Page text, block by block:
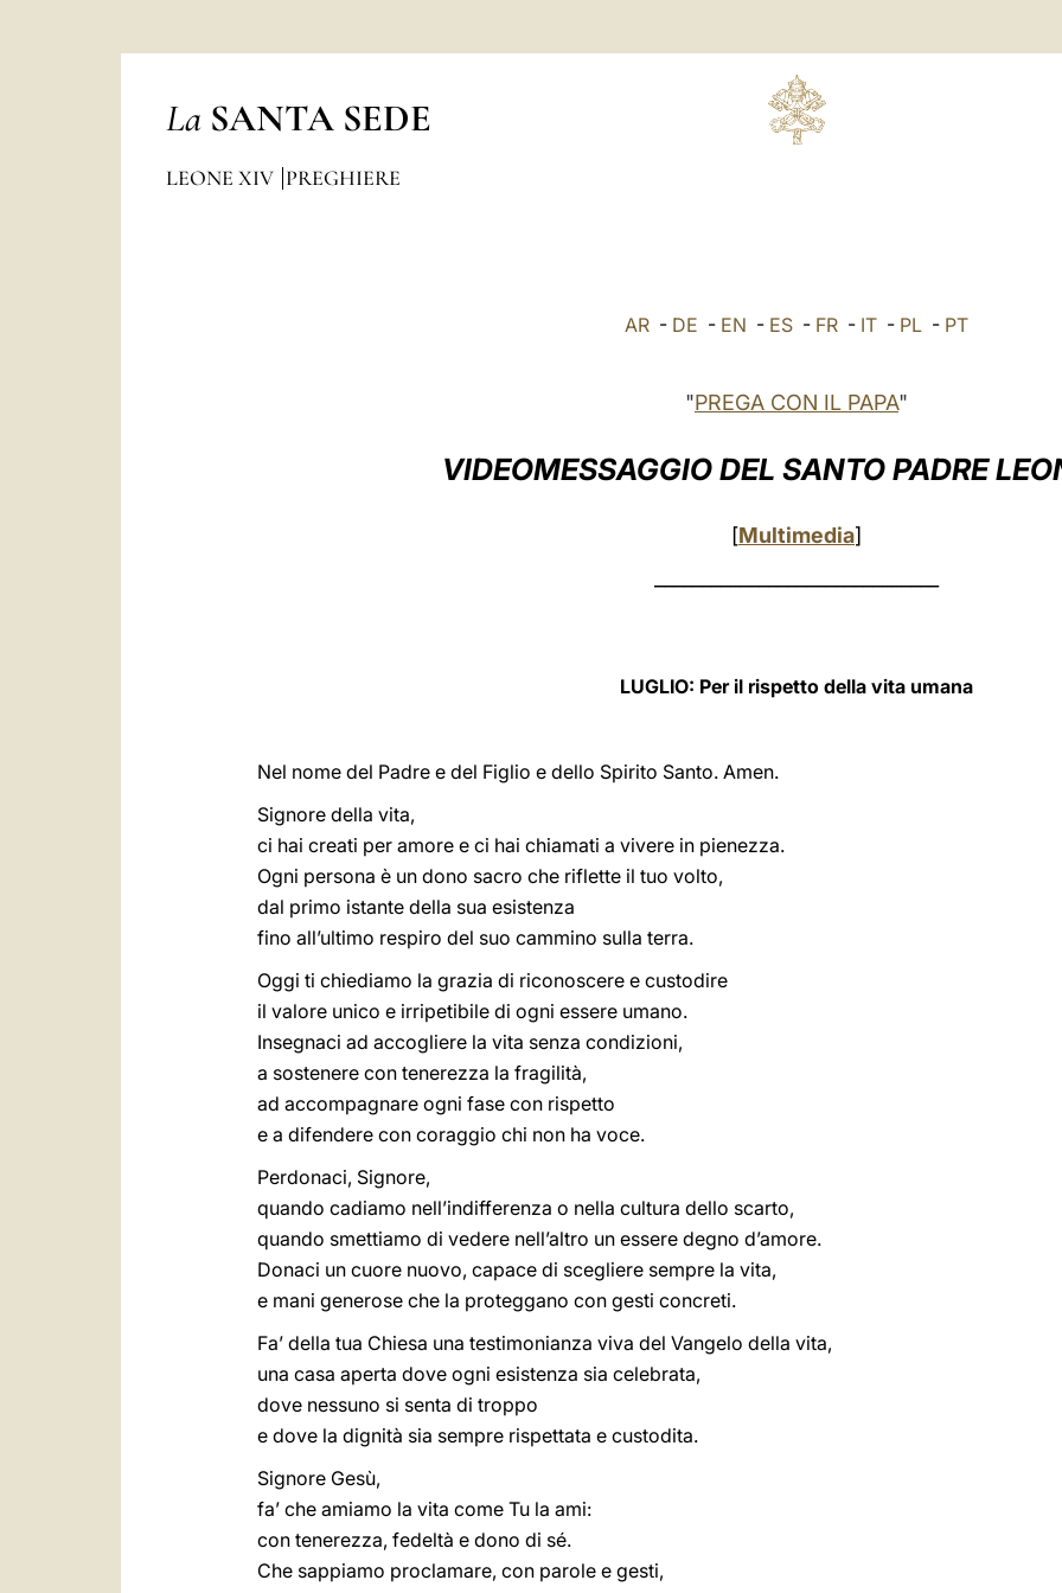
La SANTA SEDE
LEONE XIV PREGHIERE
AR - DE - EN - ES - FR - IT - PL - PT
"PREGA CON IL PAPA"
VIDEOMESSAGGIO DEL SANTO PADRE
[Multimedia]
LUGLIO: Per il rispetto della vita umana
Nel nome del Padre e del Figlio e dello Spirito Santo. Amen.
Signore della vita,
ci hai creati per amore e ci hai chiamati a vivere in pienezza.
Ogni persona è un dono sacro che riflette il tuo volto,
dal primo istante della sua esistenza
fino all’ultimo respiro del suo cammino sulla terra.
Oggi ti chiediamo la grazia di riconoscere e custodire
il valore unico e irripetibile di ogni essere umano.
Insegnaci ad accogliere la vita senza condizioni,
a sostenere con tenerezza la fragilità,
ad accompagnare ogni fase con rispetto
e a difendere con coraggio chi non ha voce.
Perdonaci, Signore,
quando cadiamo nell’indifferenza o nella cultura dello scarto,
quando smettiamo di vedere nell’altro un essere degno d’amore.
Donaci un cuore nuovo, capace di scegliere sempre la vita,
e mani generose che la proteggano con gesti concreti.
Fa’ della tua Chiesa una testimonianza viva del Vangelo della vita,
una casa aperta dove ogni esistenza sia celebrata,
dove nessuno si senta di troppo
e dove la dignità sia sempre rispettata e custodita.
Signore Gesù,
fa’ che amiamo la vita come Tu la ami:
con tenerezza, fedeltà e dono di sé.
Che sappiamo proclamare, con parole e gesti,